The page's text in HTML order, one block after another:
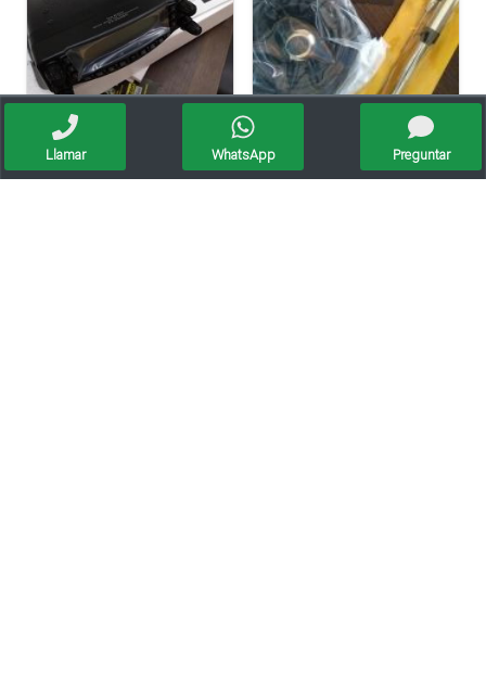
Handies ,radios Bases ,antenas ,servicio Técnico
Llamar WhatsApp Preguntar